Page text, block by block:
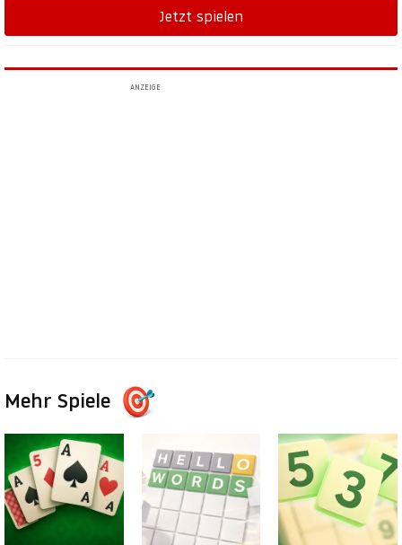
Jetzt spielen
ANZEIGE
Mehr Spiele